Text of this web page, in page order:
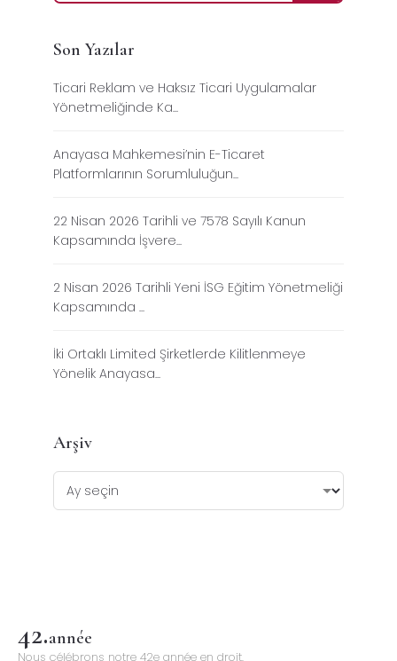
Son Yazılar
Ticari Reklam ve Haksız Ticari Uygulamalar
Yönetmeliğinde Ka...
Anayasa Mahkemesi’nin E-Ticaret
Platformlarının Sorumluluğun...
22 Nisan 2026 Tarihli ve 7578 Sayılı Kanun
Kapsamında İşvere...
2 Nisan 2026 Tarihli Yeni İSG Eğitim Yönetmeliği
Kapsamında ...
İki Ortaklı Limited Şirketlerde Kilitlenmeye
Yönelik Anayasa...
Arşiv
42.année
Nous célébrons notre 42e année en droit.